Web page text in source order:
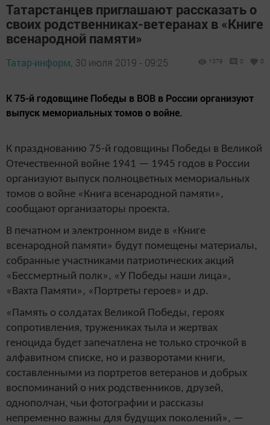
Татарстанцев приглашают рассказать о
своих родственниках-ветеранах в «Книге
всенародной памяти»
Татар-информ, 30 июля 2019 - 09:25 1078 0 0
К 75-й годовщине Победы в ВОВ в России организуют
выпуск мемориальных томов о войне.
К празднованию 75-й годовщины Победы в Великой
Отечественной войне 1941 — 1945 годов в России
организуют выпуск полноцветных мемориальных
томов о войне «Книга всенародной памяти»,
сообщают организаторы проекта.
В печатном и электронном виде в «Книге
всенародной памяти» будут помещены материалы,
собранные участниками патриотических акций
«Бессмертный полк», «У Победы наши лица»,
«Вахта Памяти», «Портреты героев» и др.
«Память о солдатах Великой Победы, героях
сопротивления, тружениках тыла и жертвах
геноцида будет запечатлена не только строчкой в
алфавитном списке, но и разворотами книги,
составленными из портретов ветеранов и добрых
воспоминаний о них родственников, друзей,
однополчан, чьи фотографии и рассказы
непременно важны для будущих поколений», —